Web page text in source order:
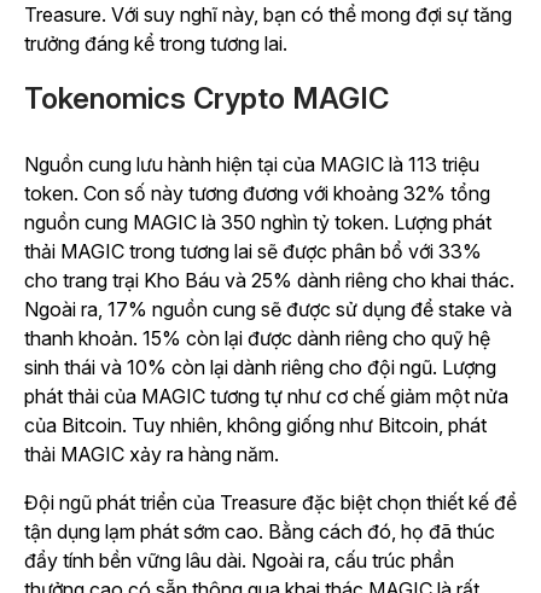
Treasure. Với suy nghĩ này, bạn có thể mong đợi sự tăng
trưởng đáng kể trong tương lai.
Tokenomics Crypto MAGIC
Nguồn cung lưu hành hiện tại của MAGIC là 113 triệu
token. Con số này tương đương với khoảng 32% tổng
nguồn cung MAGIC là 350 nghìn tỷ token. Lượng phát
thải MAGIC trong tương lai sẽ được phân bổ với 33%
cho trang trại Kho Báu và 25% dành riêng cho khai thác.
Ngoài ra, 17% nguồn cung sẽ được sử dụng để stake và
thanh khoản. 15% còn lại được dành riêng cho quỹ hệ
sinh thái và 10% còn lại dành riêng cho đội ngũ. Lượng
phát thải của MAGIC tương tự như cơ chế giảm một nửa
của Bitcoin. Tuy nhiên, không giống như Bitcoin, phát
thải MAGIC xảy ra hàng năm.
Đội ngũ phát triển của Treasure đặc biệt chọn thiết kế để
tận dụng lạm phát sớm cao. Bằng cách đó, họ đã thúc
đẩy tính bền vững lâu dài. Ngoài ra, cấu trúc phần